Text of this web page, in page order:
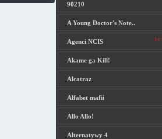
90210
A Young Doctor's Note..
Agenci NCIS
Akame ga Kill!
Alcatraz
Alfabet mafii
Allo Allo!
Alternatywy 4